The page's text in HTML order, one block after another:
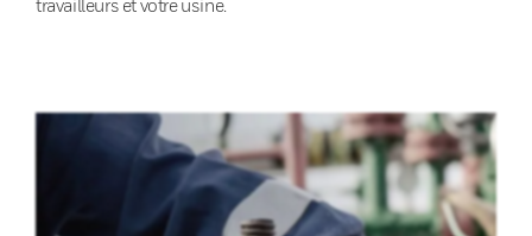
travailleurs et votre usine.